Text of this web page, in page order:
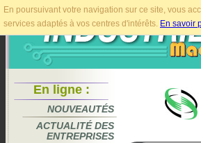
En poursuivant votre navigation sur ce site, vous
services adaptés à vos centres d'intérêts. En savoir
En ligne :
NOUVEAUTÉS
ACTUALITÉ DES
ENTREPRISES